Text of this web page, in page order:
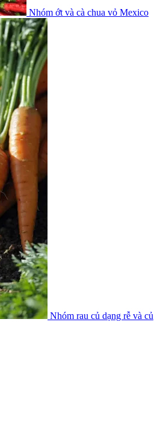
Nhóm ớt và cà chua vỏ Mexico
Nhóm rau củ dạng rễ và củ